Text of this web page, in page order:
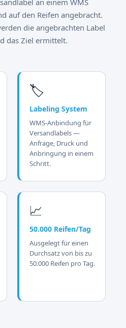
auf den Reifen angebracht.
die angebrachten Label
das Ziel ermittelt.
🏷️
Labeling System
WMS-Anbindung für
Versandlabels —
Anfrage, Druck und
Anbringung in einem
Schritt.
📈
50.000 Reifen/Tag
Ausgelegt für einen
Durchsatz von bis zu
50.000 Reifen pro Tag.